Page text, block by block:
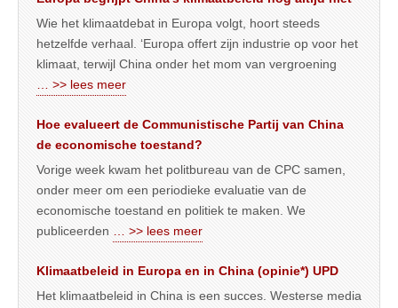
Wie het klimaatdebat in Europa volgt, hoort steeds
hetzelfde verhaal. ‘Europa offert zijn industrie op voor het
klimaat, terwijl China onder het mom van vergroening
… >> lees meer
Hoe evalueert de Communistische Partij van China
de economische toestand?
Vorige week kwam het politbureau van de CPC samen,
onder meer om een periodieke evaluatie van de
economische toestand en politiek te maken. We
publiceerden
… >> lees meer
Klimaatbeleid in Europa en in China (opinie*) UPD
Het klimaatbeleid in China is een succes. Westerse media